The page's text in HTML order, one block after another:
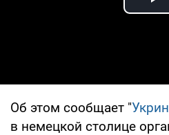
Об этом сообщает "
в немецкой столице